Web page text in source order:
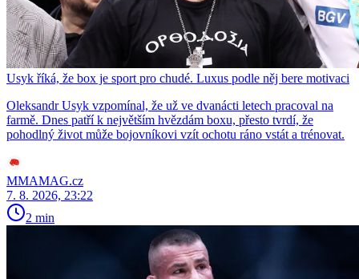
Usyk říká, že box je sport pro chudé. Luxus podle něj bere motivaci
Oleksandr Usyk vzpomínal, že už ve dvanácti letech pracoval na
farmě. Dnes patří k největším hvězdám boxu, přesto tvrdí, že
pohodlný život může bojovníkovi vzít ochotu ráno vstát a trénovat.
MMAMAG.cz
7. 8. 2026, 23:22
2 min